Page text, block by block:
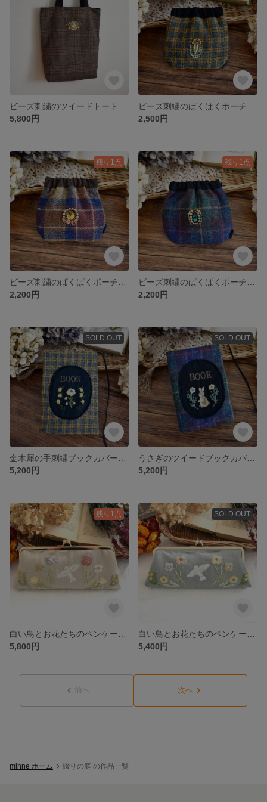
5,800円
2,500円
残り1点
2,200円
残り1点
2,200円
SOLD OUT
5,200円
SOLD OUT
5,200円
残り1点
5,800円
SOLD OUT
5,400円
前へ 次へ
minne ホーム 綴りの庭 の作品一覧